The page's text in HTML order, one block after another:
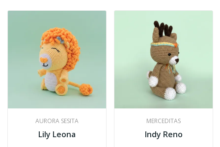
AURORA SESITA
Lily Leona
MERCEDITAS
Indy Reno